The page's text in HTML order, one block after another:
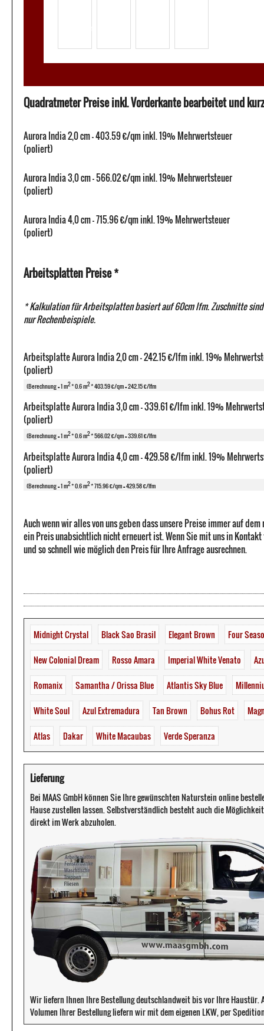
Quadratmeter Preise inkl. Vorderkante bearbeitet und
Aurora India 2,0 cm - 403.59 €/qm inkl. 19% Mehrwertsteuer
(poliert)
Aurora India 3,0 cm - 566.02 €/qm inkl. 19% Mehrwertsteuer
(poliert)
Aurora India 4,0 cm - 715.96 €/qm inkl. 19% Mehrwertsteuer
(poliert)
Arbeitsplatten Preise *
* Kalkulation für Arbeitsplatten basiert auf 60cm lfm. Zuschnitte
nur Rechenbeispiele.
Arbeitsplatte Aurora India 2,0 cm - 242.15 €/lfm inkl. 19%
(poliert)
(Berechnung = 1 m2* 0.6 m2* 403.59 €/qm = 242.15 €/lfm
Arbeitsplatte Aurora India 3,0 cm - 339.61 €/lfm inkl. 19%
(poliert)
(Berechnung = 1 m2* 0.6 m2* 566.02 €/qm = 339.61 €/lfm
Arbeitsplatte Aurora India 4,0 cm - 429.58 €/lfm inkl. 19%
(poliert)
(Berechnung = 1 m2* 0.6 m2* 715.96 €/qm = 429.58 €/lfm
Auch wenn wir alles von uns geben dass unsere Preise immer auf
ein Preis unabsichtlich nicht erneuert ist. Wenn Sie mit uns in
und so schnell wie möglich den Preis für Ihre Anfrage ausrechnen.
Midnight Crystal Black Sao Brasil Elegant Brown Four
New Colonial Dream Rosso Amara Imperial White Venato
Romanix Samantha / Orissa Blue Atlantis Sky Blue
White Soul Azul Extremadura Tan Brown Bohus Rot
Atlas Dakar White Macaubas Verde Speranza
Lieferung
Bei MAAS GmbH können Sie Ihre gewünschten Naturstein online
Hause zustellen lassen. Selbstverständlich besteht auch die
direkt im Werk abzuholen.
Wir liefern Ihnen Ihre Bestellung deutschlandweit bis vor Ihre Haustür.
Volumen Ihrer Bestellung liefern wir mit dem eigenen LKW, per